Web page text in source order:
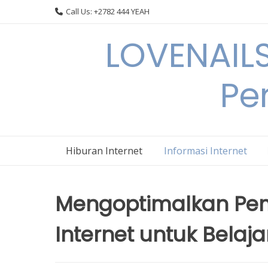
Call Us: +2782 444 YEAH
Hiburan Internet Informasi Internet
Mengoptimalkan
Internet untuk